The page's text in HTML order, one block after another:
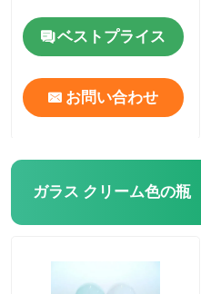
ガラス赤ん坊の供給びん
化粧品の包装箱
ペーパー・キャリア袋
ベストプライス
お問い合わせ
ガラス クリーム色の瓶